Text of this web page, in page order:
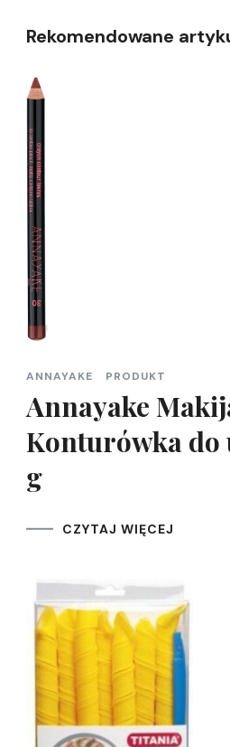
Rekomendowane
ANNAYAKE PRODUKT
Annayake
Konturówka do
g
CZYTAJ WIĘCEJ